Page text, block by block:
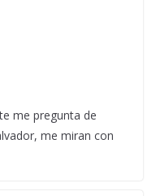
me pregunta de
me miran con